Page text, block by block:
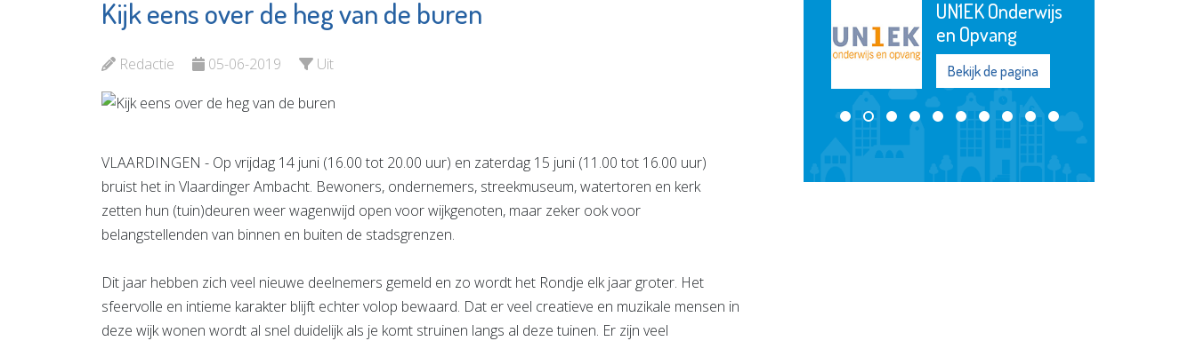
Kijk eens over de heg van de buren
Redactie 05-06-2019 Uit
VLAARDINGEN - Op vrijdag 14 juni (16.00 tot 20.00 uur) en zaterdag 15 juni (11.00 tot 16.00 uur)
bruist het in Vlaardinger Ambacht. Bewoners, ondernemers, streekmuseum, watertoren en kerk
zetten hun (tuin)deuren weer wagenwijd open voor wijkgenoten, maar zeker ook voor
belangstellenden van binnen en buiten de stadsgrenzen.
Dit jaar hebben zich veel nieuwe deelnemers gemeld en zo wordt het Rondje elk jaar groter. Het
sfeervolle en intieme karakter blijft echter volop bewaard. Dat er veel creatieve en muzikale mensen in
deze wijk wonen wordt al snel duidelijk als je komt struinen langs al deze tuinen. Er zijn veel
Prevenzie
Leefstijlcoaching
Bekijk de pagina
Van Kortenhof
UN1EK Onderwijs
en Opvang
Bekijk de pagina